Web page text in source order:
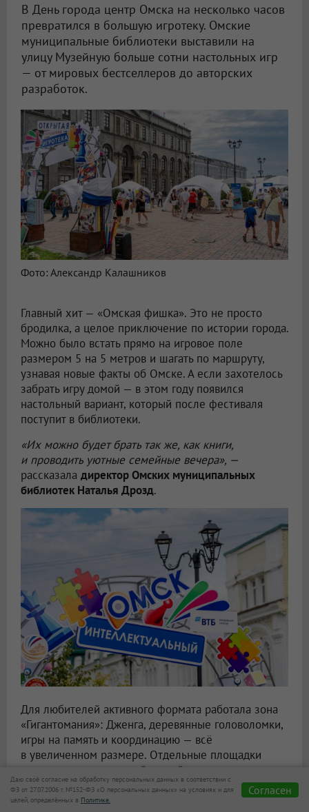
В День города центр Омска на несколько часов
превратился в большую игротеку. Омские
муниципальные библиотеки выставили на
улицу Музейную больше сотни настольных игр
— от мировых бестселлеров до авторских
разработок.
Фото: Александр Калашников
Главный хит — «Омская фишка». Это не просто
бродилка, а целое приключение по истории города.
Можно было встать прямо на игровое поле
размером 5 на 5 метров и шагать по маршруту,
узнавая новые факты об Омске. А если захотелось
забрать игру домой — в этом году появился
настольный вариант, который после фестиваля
поступит в библиотеки.
«Их можно будет брать так же, как книги,
и проводить уютные семейные вечера», —
рассказала директор Омских муниципальных
библиотек Наталья Дрозд.
Для любителей активного формата работала зона
«Гигантомания»: Дженга, деревянные головоломки,
игры на память и координацию — всё
в увеличенном размере. Отдельные площадки
выделили для стратегий, семейного отдыха
и детских развлечений.
Даю своё согласие на обработку персональных данных в соответствии с
ФЗ от 27.07.2006 г. №152-ФЗ «О персональных данных» на условиях и для
целей, определённых в Политике.
Согласен